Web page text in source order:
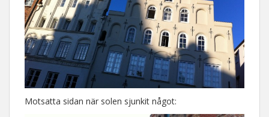
Motsatta sidan när solen sjunkit något: